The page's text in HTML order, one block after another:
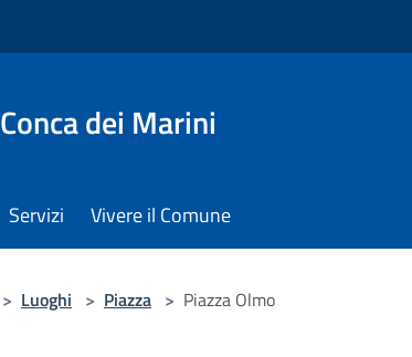
dei Marini
Servizi Vivere il Comune
> Luoghi > Piazza > Piazza Olmo